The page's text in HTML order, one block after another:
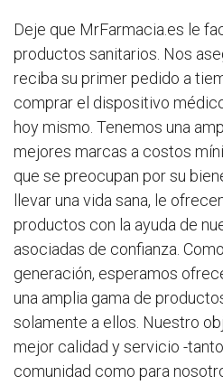
Deje que MrFarmacia.es le
productos sanitarios. Nos
reciba su primer pedido a
comprar el dispositivo
hoy mismo. Tenemos una
mejores marcas a costos
que se preocupan por su
llevar una vida sana, le
productos con la ayuda de
asociadas de confianza.
generación, esperamos
una amplia gama de
solamente a ellos. Nuestro
mejor calidad y servicio -
comunidad como para